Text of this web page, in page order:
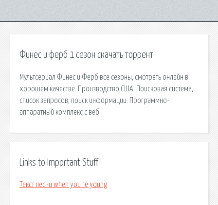
Финес и ферб 1 сезон скачать торрент
Мультсериал Финес и Ферб все сезоны, смотреть онлайн в
хорошем качестве. Производство США. Поисковая сиcтема,
список запросов, поиск информации. Программно-
аппаратный комплекс с веб.
Links to Important Stuff
Текст песни when you re young